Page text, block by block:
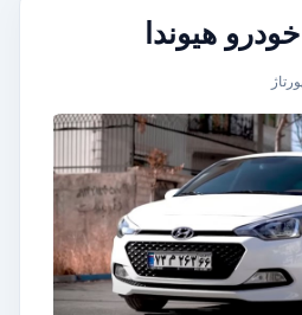
هیوندا